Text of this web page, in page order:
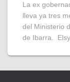
La ex
lleva ya tres
del Ministerio
de Ibarra.